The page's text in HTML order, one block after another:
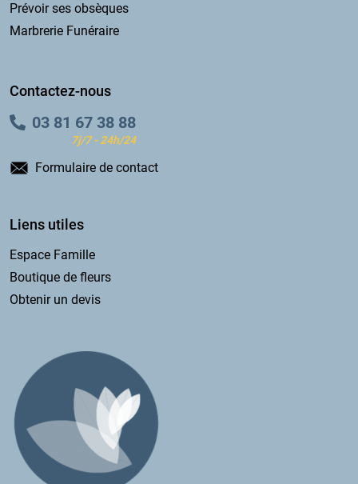
Prévoir ses obsèques
Marbrerie Funéraire
Contactez-nous
03 81 67 38 88
7j/7 - 24h/24
Formulaire de contact
Liens utiles
Espace Famille
Boutique de fleurs
Obtenir un devis